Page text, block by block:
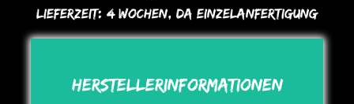
Lieferzeit: 4 Wochen, Da Einzelanfertigung
Herstellerinformationen